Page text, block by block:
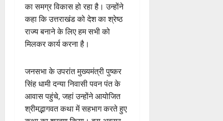
का समग्र विकास हो रहा है। उन्होंने
कहा कि उत्तराखंड को देश का श्रेष्ठ
राज्य बनाने के लिए हम सभी को
मिलकर कार्य करना है।
जनसभा के उपरांत मुख्यमंत्री पुष्कर
सिंह धामी दन्या निवासी पवन पंत के
आवास पहुंचे, जहां उन्होंने आयोजित
श्रीमद्भागवत कथा में सहभाग करते हुए